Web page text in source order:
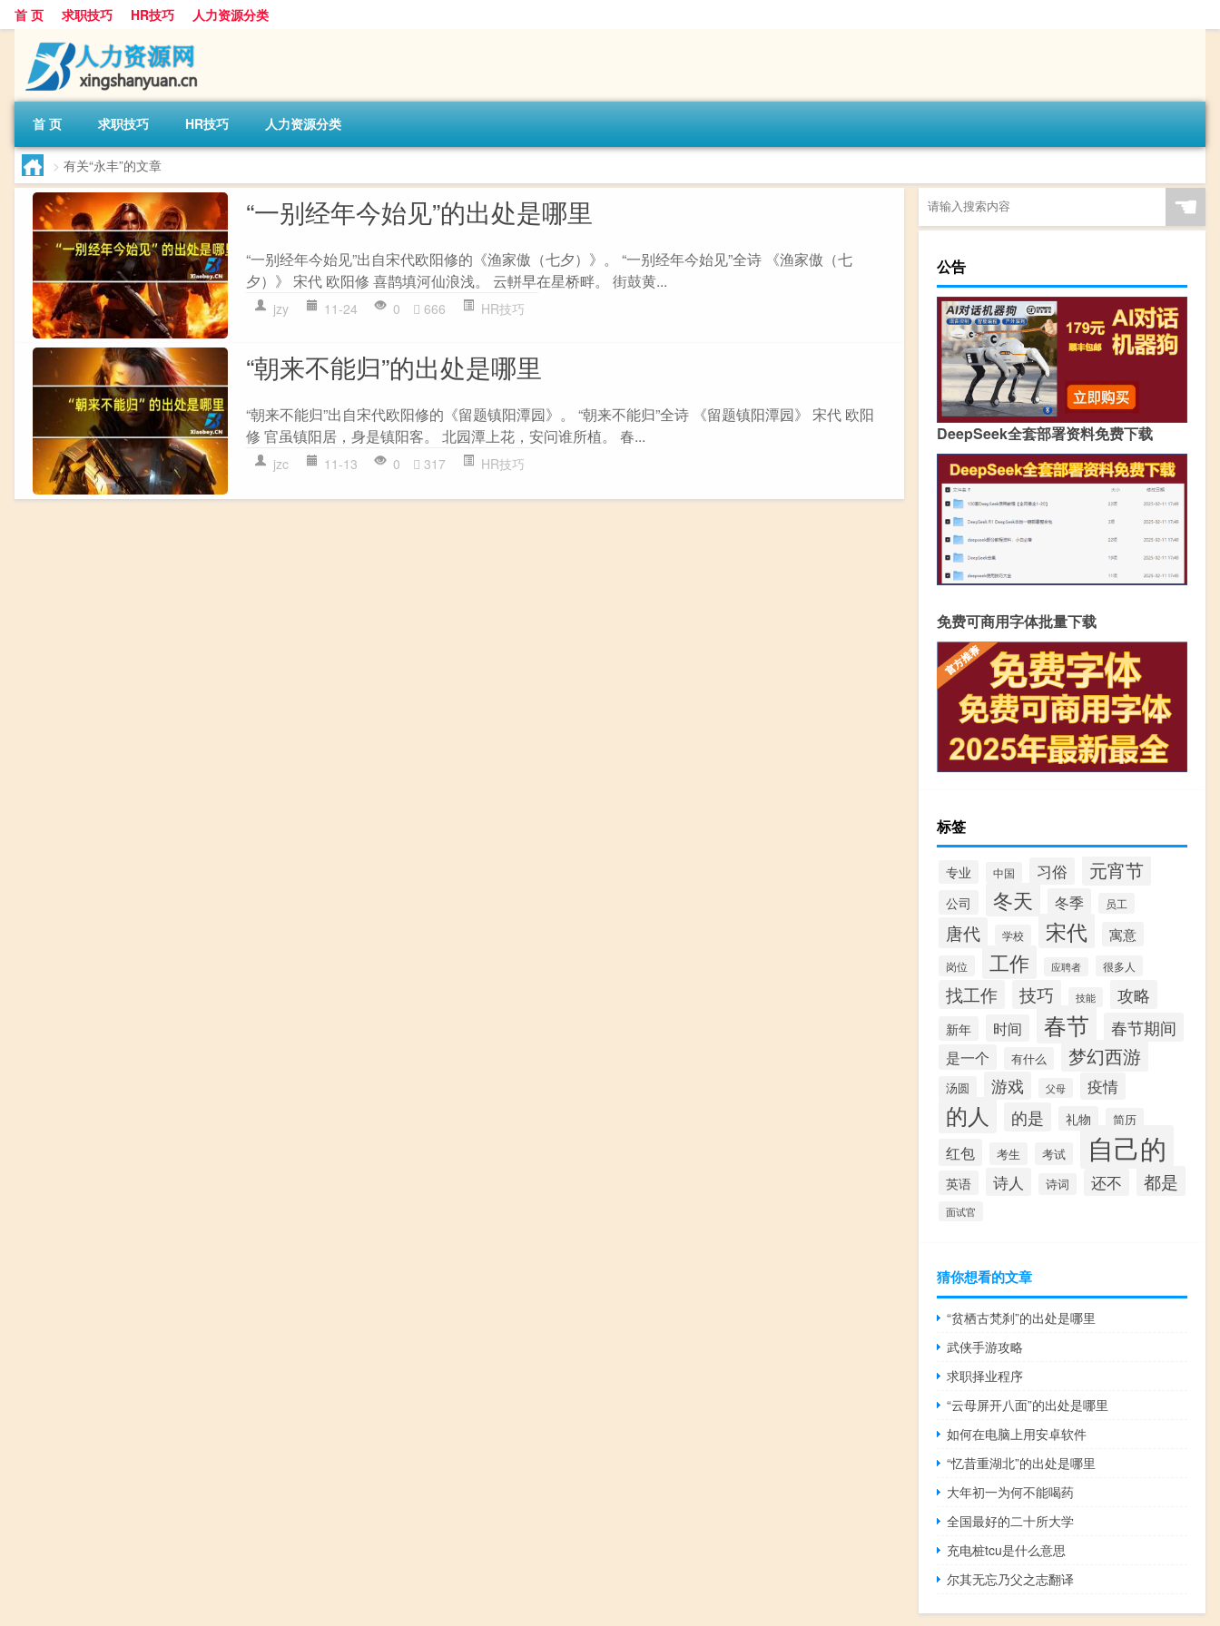
首 页 求职技巧 HR技巧 人力资源分类
首 页 求职技巧 HR技巧 人力资源分类
> 有关“永丰”的文章
“一别经年今始见”的出处是哪里
“一别经年今始见”出自宋代欧阳修的《渔家傲（七夕）》。 “一别经年今始见”全诗 《渔家傲（七
夕）》 宋代 欧阳修 喜鹊填河仙浪浅。 云軿早在星桥畔。 街鼓黄...
jzy 11-24 0 666 HR技巧
“朝来不能归”的出处是哪里
“朝来不能归”出自宋代欧阳修的《留题镇阳潭园》。 “朝来不能归”全诗 《留题镇阳潭园》 宋代 欧阳
修 官虽镇阳居，身是镇阳客。 北园潭上花，安问谁所植。 春...
jzc 11-13 0 317 HR技巧
☚
公告
DeepSeek全套部署资料免费下载
免费可商用字体批量下载
标签
专业 中国 习俗 元宵节
公司 冬天 冬季 员工
唐代 学校 宋代 寓意
岗位 工作 应聘者 很多人
找工作 技巧 技能 攻略
新年 时间 春节 春节期间
是一个 有什么 梦幻西游
汤圆 游戏 父母 疫情
的人 的是 礼物 简历
红包 考生 考试 自己的
英语 诗人 诗词 还不 都是
面试官
猜你想看的文章
“贫栖古梵刹”的出处是哪里
武侠手游攻略
求职择业程序
“云母屏开八面”的出处是哪里
如何在电脑上用安卓软件
“忆昔重湖北”的出处是哪里
大年初一为何不能喝药
全国最好的二十所大学
充电桩tcu是什么意思
尔其无忘乃父之志翻译